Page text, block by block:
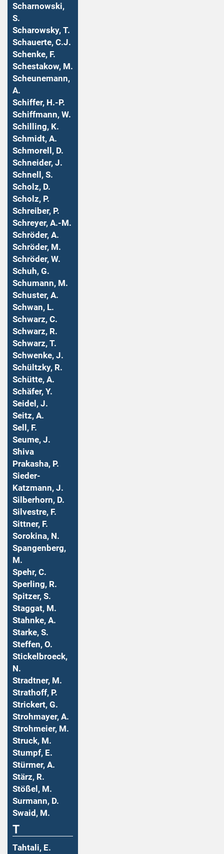
Scharnowski,
S.
Scharowsky, T.
Schauerte, C.J.
Schenke, F.
Schestakow, M.
Scheunemann,
A.
Schiffer, H.-P.
Schiffmann, W.
Schilling, K.
Schmidt, A.
Schmorell, D.
Schneider, J.
Schnell, S.
Scholz, D.
Scholz, P.
Schreiber, P.
Schreyer, A.-M.
Schröder, A.
Schröder, M.
Schröder, W.
Schuh, G.
Schumann, M.
Schuster, A.
Schwan, L.
Schwarz, C.
Schwarz, R.
Schwarz, T.
Schwenke, J.
Schültzky, R.
Schütte, A.
Schäfer, Y.
Seidel, J.
Seitz, A.
Sell, F.
Seume, J.
Shiva
Prakasha, P.
Sieder-
Katzmann, J.
Silberhorn, D.
Silvestre, F.
Sittner, F.
Sorokina, N.
Spangenberg,
M.
Spehr, C.
Sperling, R.
Spitzer, S.
Staggat, M.
Stahnke, A.
Starke, S.
Steffen, O.
Stickelbroeck,
N.
Stradtner, M.
Strathoff, P.
Strickert, G.
Strohmayer, A.
Strohmeier, M.
Struck, M.
Stumpf, E.
Stürmer, A.
Stärz, R.
Stößel, M.
Surmann, D.
Swaid, M.
T
Tahtali, E.